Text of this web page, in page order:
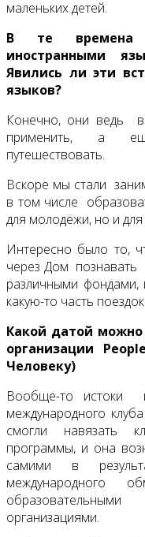
маленьких детей.
В те времена
иностранными
Явились ли эти
языков?
Конечно, они ведь
применить, а
путешествовать.
Вскоре мы стали
в том числе
для молодёжи, но и
Интересно было то,
через Дом познавать
различными фондами,
какую-то часть поездок.
Какой датой можно
организации
Человеку)
Вообще-то истоки
международного
смогли навязать
программы, и она
самими в
международного
организациями.